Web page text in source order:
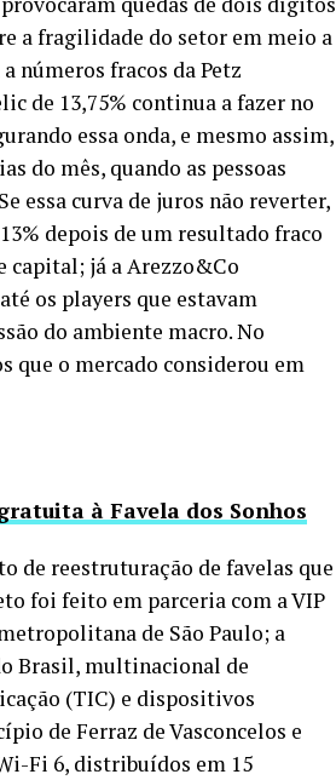
a fragilidade do setor em meio a
números fracos da Petz
de 13,75% continua a fazer no
essa onda, e mesmo assim,
do mês, quando as pessoas
essa curva de juros não reverter,
depois de um resultado fraco
capital; já a Arezzo&Co
os players que estavam
do ambiente macro. No
que o mercado considerou em
à Favela dos Sonhos
de reestruturação de favelas que
foi feito em parceria com a VIP
de São Paulo; a
Brasil, multinacional de
(TIC) e dispositivos
de Ferraz de Vasconcelos e
Fi 6, distribuídos em 15